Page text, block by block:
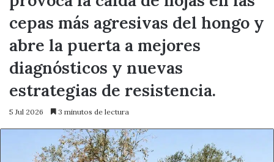
cepas más agresivas del hongo y
abre la puerta a mejores
diagnósticos y nuevas
estrategias de resistencia.
5 Jul 2026 3 minutos de lectura